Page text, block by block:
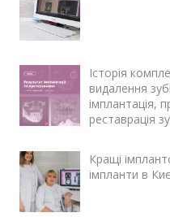
Історія
видалення
імплантація,
реставрація
Кращі
імпланти в